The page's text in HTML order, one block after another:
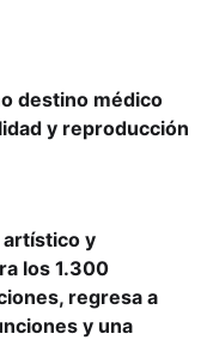
destino médico
y reproducción
artístico y
los 1.300
regresa a
y una